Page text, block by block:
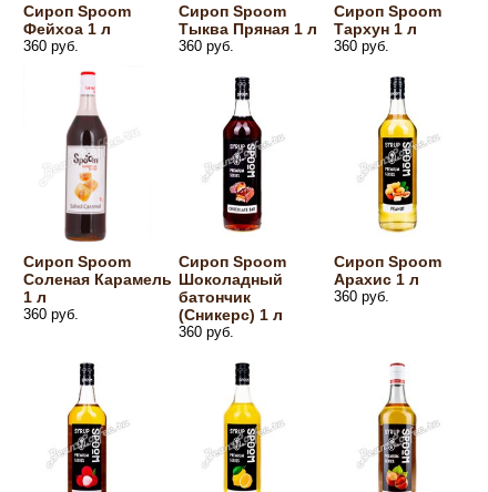
Сироп Spoom
Фейхоа 1 л
360 руб.
Сироп Spoom
Тыква Пряная 1 л
360 руб.
Сироп Spoom
Тархун 1 л
360 руб.
Сироп Spoom
Соленая Карамель
1 л
360 руб.
Сироп Spoom
Шоколадный
батончик
(Сникерс) 1 л
360 руб.
Сироп Spoom
Арахис 1 л
360 руб.